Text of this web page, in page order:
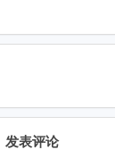
发表评论